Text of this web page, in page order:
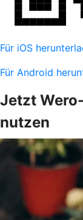
Für iOS
Für Android
Jetzt
nutzen